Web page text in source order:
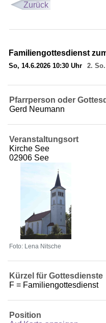
Zurück
Familiengottesdienst
So, 14.6.2026 10:30 Uhr 2.
Pfarrperson oder
Gerd Neumann
Veranstaltungsort
Kirche See
02906 See
Foto: Lena Nitsche
Kürzel für Gottesdienste
F = Familiengottesdienst
Position